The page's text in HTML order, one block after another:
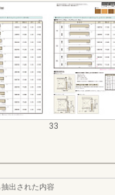
33
出された内容